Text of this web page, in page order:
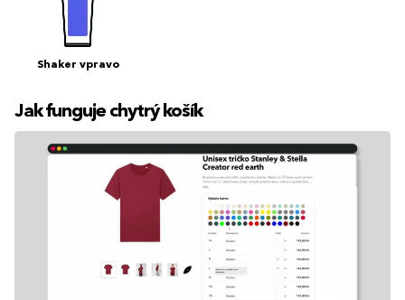
Shaker vpravo
Jak funguje chytrý košík